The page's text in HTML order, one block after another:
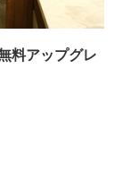
料アップグレ